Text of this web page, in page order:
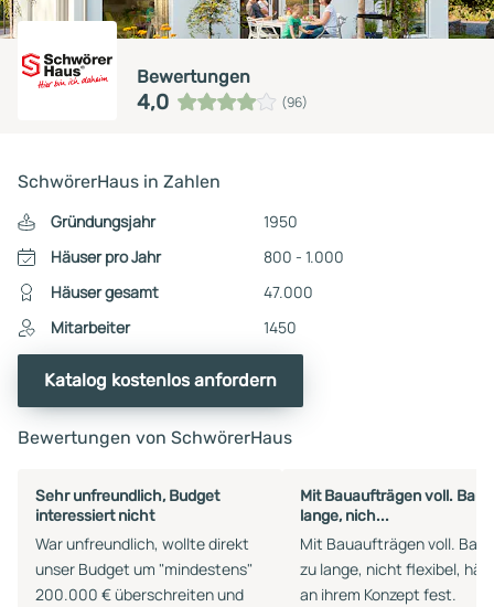
Bewertungen
4,0 (96)
SchwörerHaus in Zahlen
Gründungsjahr
1950
Häuser pro Jahr
800 - 1.000
Häuser gesamt
47.000
Mitarbeiter
1450
Katalog kostenlos anfordern
Bewertungen von SchwörerHaus
Sehr unfreundlich, Budget
interessiert nicht
War unfreundlich, wollte direkt
unser Budget um "mindestens"
200.000 € überschreiten und
Mit Bauaufträgen voll.
lange, nich...
Mit Bauaufträgen voll.
zu lange, nicht flexibel,
an ihrem Konzept fest.